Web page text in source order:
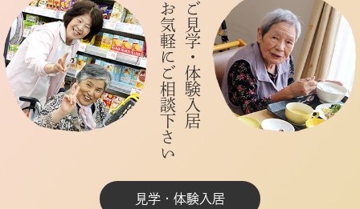
お気軽にご相談下さいご見学・体験入居
見学・体験入居